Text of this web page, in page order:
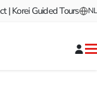
Welkom op de
| Korei Guided Tours NL